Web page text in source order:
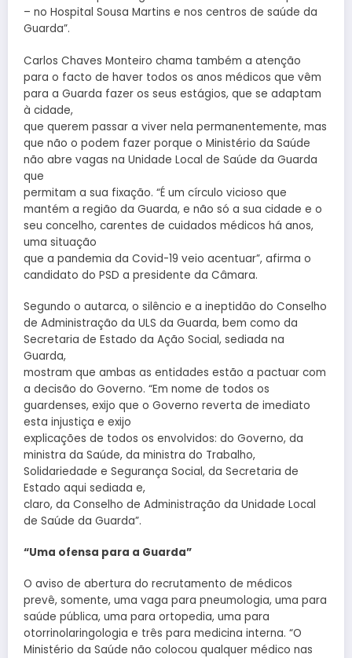
– no Hospital Sousa Martins e nos centros de saúde da
Guarda”.
Carlos Chaves Monteiro chama também a atenção
para o facto de haver todos os anos médicos que vêm
para a Guarda fazer os seus estágios, que se adaptam
à cidade,
que querem passar a viver nela permanentemente, mas
que não o podem fazer porque o Ministério da Saúde
não abre vagas na Unidade Local de Saúde da Guarda
que
permitam a sua fixação. “É um círculo vicioso que
mantém a região da Guarda, e não só a sua cidade e o
seu concelho, carentes de cuidados médicos há anos,
uma situação
que a pandemia da Covid-19 veio acentuar”, afirma o
candidato do PSD a presidente da Câmara.
Segundo o autarca, o silêncio e a ineptidão do Conselho
de Administração da ULS da Guarda, bem como da
Secretaria de Estado da Ação Social, sediada na
Guarda,
mostram que ambas as entidades estão a pactuar com
a decisão do Governo. “Em nome de todos os
guardenses, exijo que o Governo reverta de imediato
esta injustiça e exijo
explicações de todos os envolvidos: do Governo, da
ministra da Saúde, da ministra do Trabalho,
Solidariedade e Segurança Social, da Secretaria de
Estado aqui sediada e,
claro, da Conselho de Administração da Unidade Local
de Saúde da Guarda”.
“Uma ofensa para a Guarda”
O aviso de abertura do recrutamento de médicos
prevê, somente, uma vaga para pneumologia, uma para
saúde pública, uma para ortopedia, uma para
otorrinolaringologia e três para medicina interna. “O
Ministério da Saúde não colocou qualquer médico nas